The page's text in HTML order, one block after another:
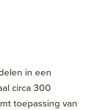
in een
circa 300
toepassing van